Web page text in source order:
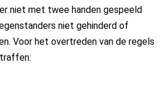
niet met twee handen gespeeld
niet gehinderd of
Voor het overtreden van de regels